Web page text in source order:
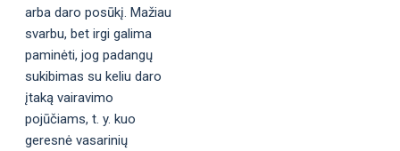
arba daro posūkį. Mažiau
svarbu, bet irgi galima
paminėti, jog padangų
sukibimas su keliu daro
įtaką vairavimo
pojūčiams, t. y. kuo
geresnė vasarinių